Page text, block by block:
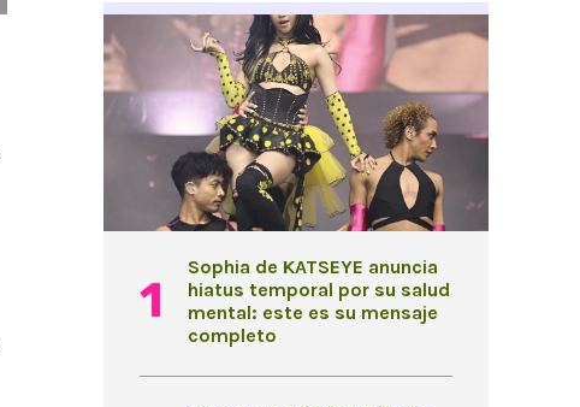
Sophia de KATSEYE anuncia
hiatus temporal por su salud
mental: este es su mensaje
completo